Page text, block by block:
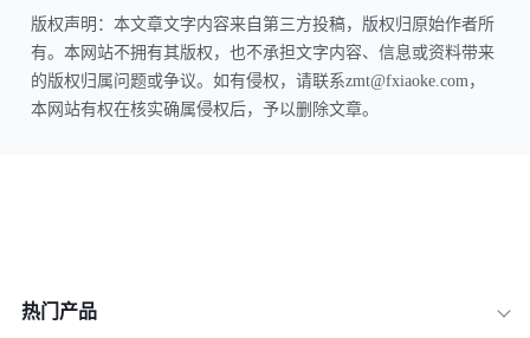
版权声明：本文章文字内容来自第三方投稿，版权归原始作者所
有。本网站不拥有其版权，也不承担文字内容、信息或资料带来
的版权归属问题或争议。如有侵权，请联系zmt@fxiaoke.com，
本网站有权在核实确属侵权后，予以删除文章。
热门产品